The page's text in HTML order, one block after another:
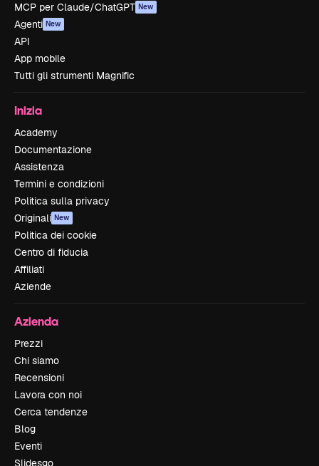
MCP per Claude/ChatGPT New
Agenti New
API
App mobile
Tutti gli strumenti Magnific
Inizia
Academy
Documentazione
Assistenza
Termini e condizioni
Politica sulla privacy
Originali New
Politica dei cookie
Centro di fiducia
Affiliati
Aziende
Azienda
Prezzi
Chi siamo
Recensioni
Lavora con noi
Cerca tendenze
Blog
Eventi
Slidesgo